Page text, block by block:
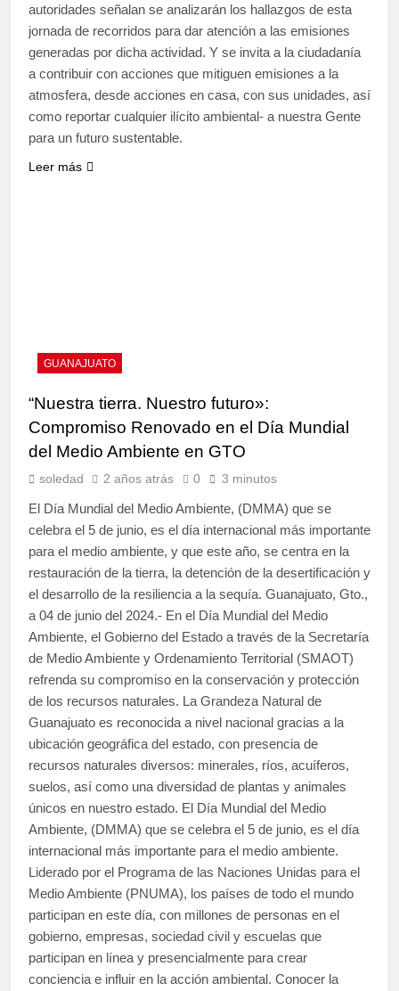
autoridades señalan se analizarán los hallazgos de esta
jornada de recorridos para dar atención a las emisiones
generadas por dicha actividad. Y se invita a la ciudadanía
a contribuir con acciones que mitiguen emisiones a la
atmosfera, desde acciones en casa, con sus unidades, así
como reportar cualquier ilícito ambiental- a nuestra Gente
para un futuro sustentable.
Leer más
GUANAJUATO
“Nuestra tierra. Nuestro futuro»:
Compromiso Renovado en el Día Mundial
del Medio Ambiente en GTO
soledad 2 años atrás 0 3 minutos
El Día Mundial del Medio Ambiente, (DMMA) que se
celebra el 5 de junio, es el día internacional más importante
para el medio ambiente, y que este año, se centra en la
restauración de la tierra, la detención de la desertificación y
el desarrollo de la resiliencia a la sequía. Guanajuato, Gto.,
a 04 de junio del 2024.- En el Día Mundial del Medio
Ambiente, el Gobierno del Estado a través de la Secretaría
de Medio Ambiente y Ordenamiento Territorial (SMAOT)
refrenda su compromiso en la conservación y protección
de los recursos naturales. La Grandeza Natural de
Guanajuato es reconocida a nivel nacional gracias a la
ubicación geográfica del estado, con presencia de
recursos naturales diversos: minerales, ríos, acuíferos,
suelos, así como una diversidad de plantas y animales
únicos en nuestro estado. El Día Mundial del Medio
Ambiente, (DMMA) que se celebra el 5 de junio, es el día
internacional más importante para el medio ambiente.
Liderado por el Programa de las Naciones Unidas para el
Medio Ambiente (PNUMA), los países de todo el mundo
participan en este día, con millones de personas en el
gobierno, empresas, sociedad civil y escuelas que
participan en línea y presencialmente para crear
conciencia e influir en la acción ambiental. Conocer la